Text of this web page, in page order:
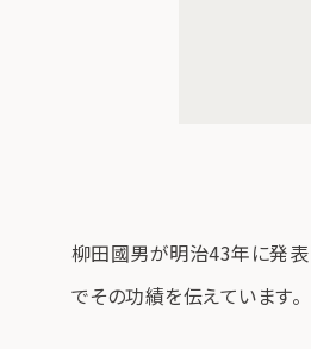
柳田國男が明治43年に発表
でその功績を伝えています。